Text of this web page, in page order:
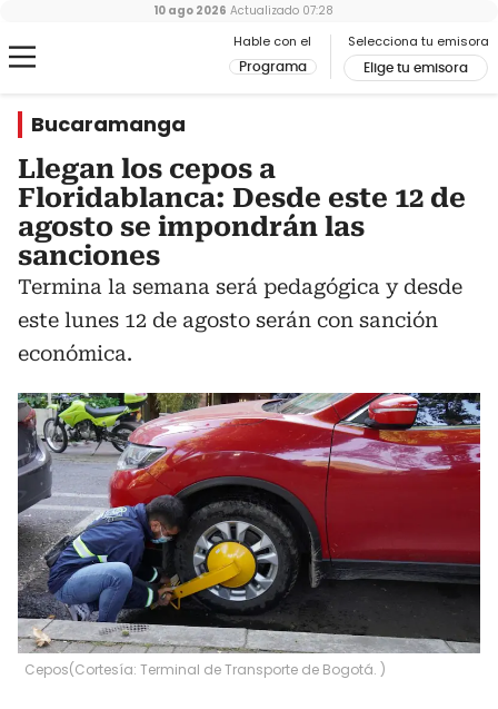
Hable con el
Programa
Selecciona tu emisora
Elige tu emisora
10 ago 2026 Actualizado 07:28
Bucaramanga
Llegan los cepos a
Floridablanca: Desde este 12 de
agosto se impondrán las
sanciones
Termina la semana será pedagógica y desde
este lunes 12 de agosto serán con sanción
económica.
Cepos(Cortesía: Terminal de Transporte de Bogotá. )